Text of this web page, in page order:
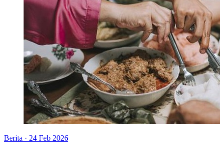
Berita · 24 Feb 2026